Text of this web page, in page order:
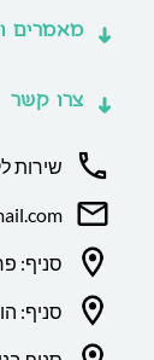
מאמרים
צרו קשר
שירות
סניף:
סניף: